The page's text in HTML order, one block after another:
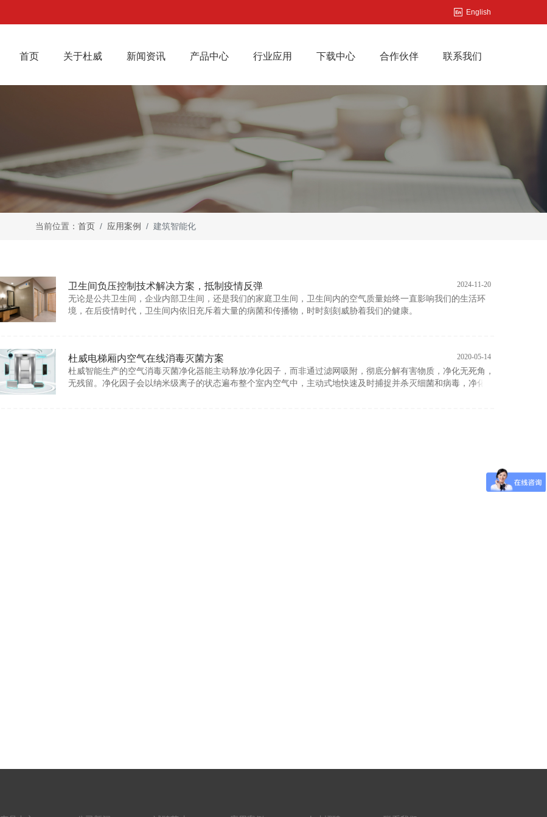
English
首页(current)关于杜威 新闻资讯 产品中心 行业应用 下载中心 合作伙伴 联系我们
当前位置： 首页 应用案例 建筑智能化
卫生间负压控制技术解决方案，抵制疫情反弹 2024-11-20
无论是公共卫生间，企业内部卫生间，还是我们的家庭卫生间，卫生间内的空气质量始终一直影响我们的生活环
境，在后疫情时代，卫生间内依旧充斥着大量的病菌和传播物，时时刻刻威胁着我们的健康。
杜威电梯厢内空气在线消毒灭菌方案 2020-05-14
杜威智能生产的空气消毒灭菌净化器能主动释放净化因子，而非通过滤网吸附，彻底分解有害物质，净化无死角，
无残留。净化因子会以纳米级离子的状态遍布整个室内空气中，主动式地快速及时捕捉并杀灭细菌和病毒，净化室